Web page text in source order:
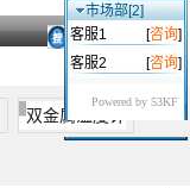
双金属温度计
高稳定性，误差
护坚固，美观精
路和宽温型液晶显
设供电电缆，是益
市场部[2]
客服1
[咨询]
客服2
[咨询]
Powered by 53KF